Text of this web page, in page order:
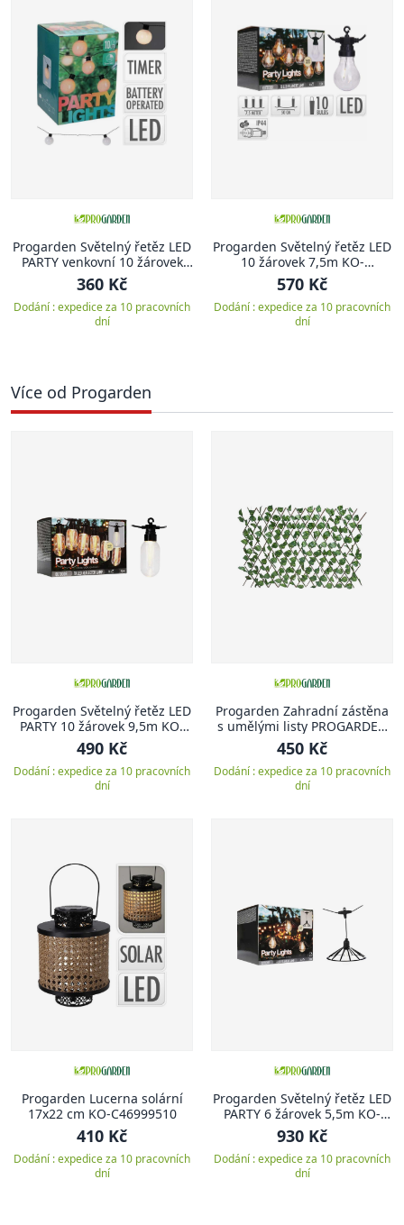
Progarden Světelný řetěz LED
PARTY venkovní 10 žárovek
KO-XX8115800
360 Kč
Dodání : expedice za 10 pracovních
dní
Progarden Světelný řetěz LED
10 žárovek 7,5m KO-
LE2100170
570 Kč
Dodání : expedice za 10 pracovních
dní
Více od Progarden
Progarden Světelný řetěz LED
PARTY 10 žárovek 9,5m KO-
AF5300220
490 Kč
Dodání : expedice za 10 pracovních
dní
Progarden Zahradní zástěna
s umělými listy PROGARDEN
180 x 90 cm KO-CY5910740
450 Kč
Dodání : expedice za 10 pracovních
dní
Progarden Lucerna solární
17x22 cm KO-C46999510
410 Kč
Dodání : expedice za 10 pracovních
dní
Progarden Světelný řetěz LED
PARTY 6 žárovek 5,5m KO-
AF5300260
930 Kč
Dodání : expedice za 10 pracovních
dní